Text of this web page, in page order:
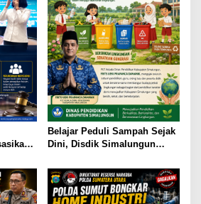
Belajar Peduli Sampah Sejak
Dini, Disdik Simalungun
Berwawasan Lingkungan